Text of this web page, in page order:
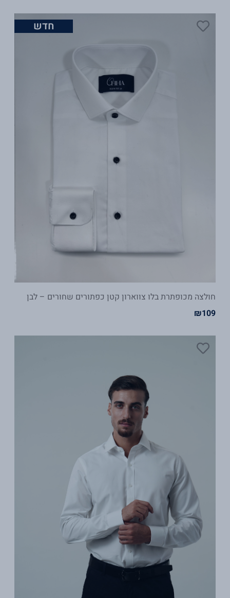
חדש
חולצה מכופתרת בלו צווארון קטן כפתורים שחורים – לבן
₪109